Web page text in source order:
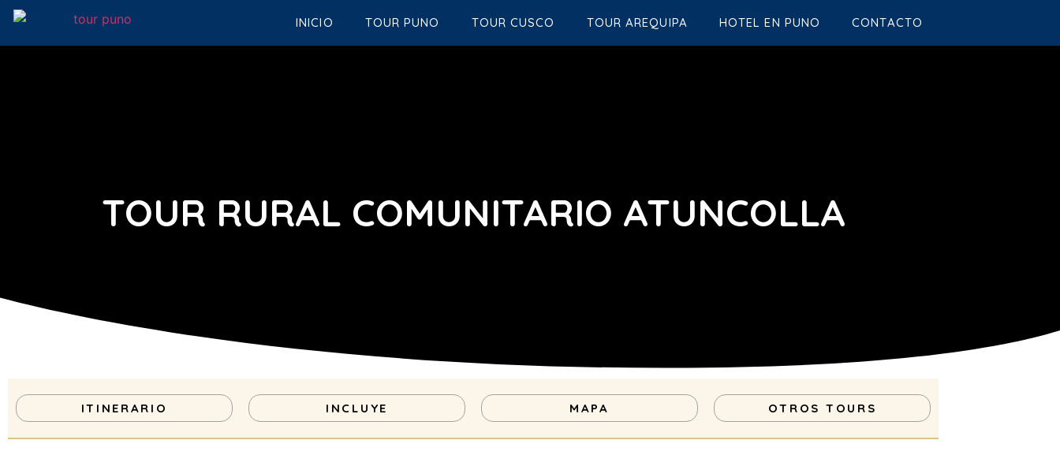
INICIO TOUR PUNO TOUR CUSCO TOUR AREQUIPA HOTEL EN PUNO CONTACTO
TOUR RURAL COMUNITARIO ATUNCOLLA
ITINERARIO INCLUYE MAPA OTROS TOURS